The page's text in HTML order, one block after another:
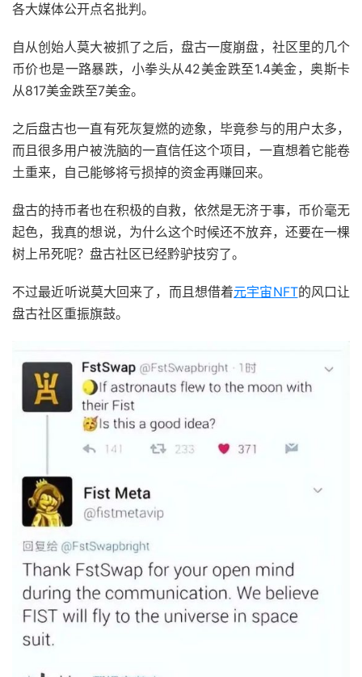
各大媒体公开点名批判。
自从创始人莫大被抓了之后，盘古一度崩盘，社区里的几个
币价也是一路暴跌，小拳头从42美金跌至1.4美金，奥斯卡
从817美金跌至7美金。
之后盘古也一直有死灰复燃的迹象，毕竟参与的用户太多，
而且很多用户被洗脑的一直信任这个项目，一直想着它能卷
土重来，自己能够将亏损掉的资金再赚回来。
盘古的持币者也在积极的自救，依然是无济于事，币价毫无
起色，我真的想说，为什么这个时候还不放弃，还要在一棵
树上吊死呢？盘古社区已经黔驴技穷了。
不过最近听说莫大回来了，而且想借着元宇宙NFT的风口让
盘古社区重振旗鼓。